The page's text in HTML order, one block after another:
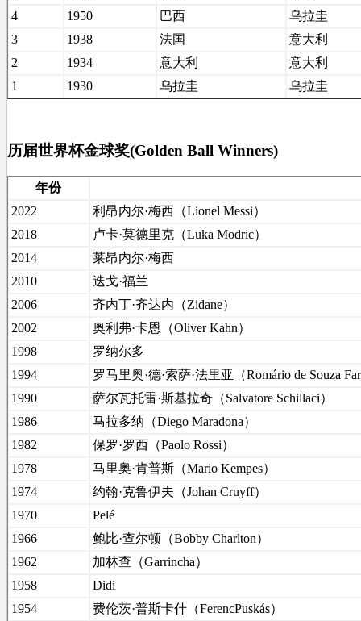
4
1950 巴西
乌拉圭
3
1938 法国
意大利
2
1934 意大利
意大利
1
1930 乌拉圭 乌拉圭
历届世界杯金球奖(Golden Ball Winners)
年份
2022
利昂内尔·梅西（Lionel Messi）
2018
卢卡·莫德里克（Luka Modric）
2014
莱昂内尔·梅西
2010
迭戈·福兰
2006
齐内丁·齐达内（Zidane）
2002
奥利弗·卡恩（Oliver Kahn）
1998
罗纳尔多
1994
罗马里奥·德·索萨·法里亚（Romário de Souza
1990
萨尔瓦托雷·斯基拉奇（Salvatore Schillaci）
1986
马拉多纳（Diego Maradona）
1982
保罗·罗西（Paolo Rossi）
1978
马里奥·肯普斯（Mario Kempes）
1974
约翰·克鲁伊夫（Johan Cruyff）
1970
Pelé
1966
鲍比·查尔顿（Bobby Charlton）
1962
加林查（Garrincha）
1958
Didi
1954
费伦茨·普斯卡什（FerencPuskás）